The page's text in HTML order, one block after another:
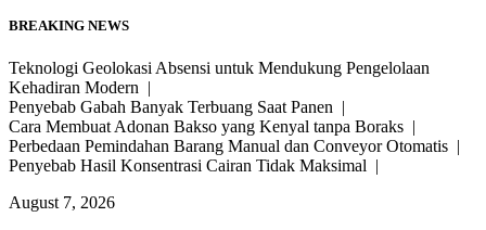
BREAKING NEWS
Teknologi Geolokasi Absensi untuk Mendukung Pengelolaan
Kehadiran Modern |
Penyebab Gabah Banyak Terbuang Saat Panen |
Cara Membuat Adonan Bakso yang Kenyal tanpa Boraks |
Perbedaan Pemindahan Barang Manual dan Conveyor Otomatis |
Penyebab Hasil Konsentrasi Cairan Tidak Maksimal |
August 7, 2026